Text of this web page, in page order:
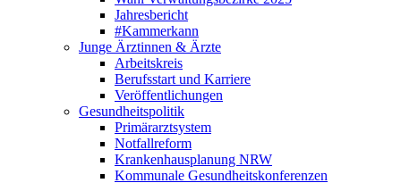
Jahresbericht
#Kammerkann
Junge Ärztinnen & Ärzte
Arbeitskreis
Berufsstart und Karriere
Veröffentlichungen
Gesundheitspolitik
Primärarztsystem
Notfallreform
Krankenhausplanung NRW
Kommunale Gesundheitskonferenzen